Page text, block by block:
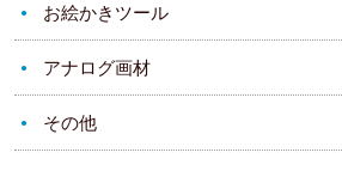
お絵かきツール
アナログ画材
その他